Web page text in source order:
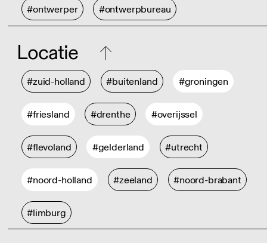
#ontwerper #ontwerpbureau
Locatie
#zuid-holland #buitenland #groningen
#friesland #drenthe #overijssel
#flevoland #gelderland #utrecht
#noord-holland #zeeland #noord-brabant
#limburg